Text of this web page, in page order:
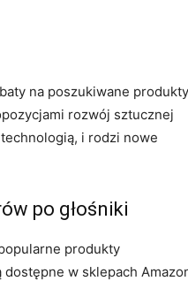
na poszukiwane
rozwój sztucznej
i rodzi nowe
po głośniki
produkty
dostępne w sklepach